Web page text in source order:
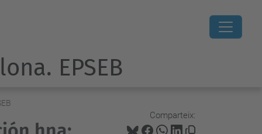
EPSEB
Comparteix: